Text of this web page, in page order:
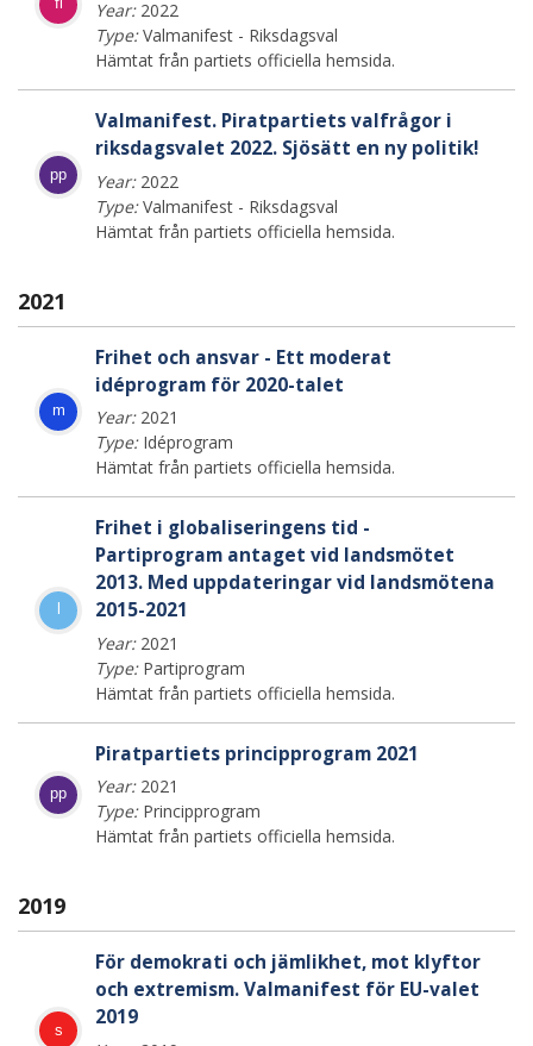
fi Year:2022
Type:Valmanifest - Riksdagsval
Hämtat från partiets officiella hemsida.
pp
Valmanifest. Piratpartiets valfrågor i
riksdagsvalet 2022. Sjösätt en ny politik!
Year:2022
Type:Valmanifest - Riksdagsval
Hämtat från partiets officiella hemsida.
2021
m
Frihet och ansvar - Ett moderat
idéprogram för 2020-talet
Year:2021
Type:Idéprogram
Hämtat från partiets officiella hemsida.
Frihet i globaliseringens tid -
Partiprogram antaget vid landsmötet
2013. Med uppdateringar vid landsmötena
2015-2021
Year:2021
Type:Partiprogram
Hämtat från partiets officiella hemsida.
pp
Piratpartiets principprogram 2021
Year:2021
Type:Principprogram
Hämtat från partiets officiella hemsida.
2019
s
För demokrati och jämlikhet, mot klyftor
och extremism. Valmanifest för EU-valet
2019